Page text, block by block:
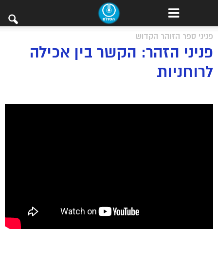
פניני ספר הזוהר הקדוש
פניני הזהר: הקשר בין אכילה
לרוחניות